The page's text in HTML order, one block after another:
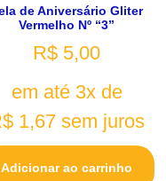
de Aniversário Gliter
Vermelho Nº “3”
R$ 5,00
em até 3x de
1,67 sem juros
Adicionar ao carrinho